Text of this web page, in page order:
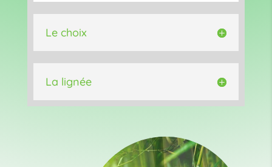
Le choix
La lignée